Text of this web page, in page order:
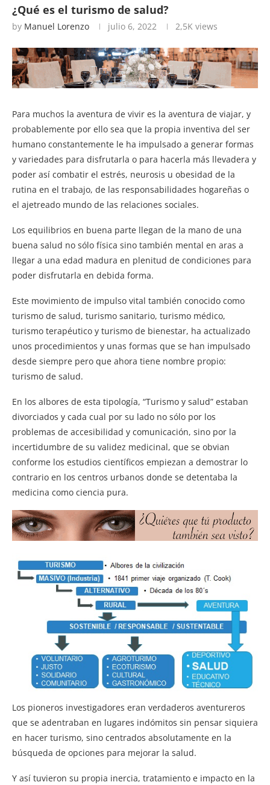
¿Qué es el turismo de salud?
by Manuel Lorenzo julio 6, 2022 2,5K views
Para muchos la aventura de vivir es la aventura de viajar, y
probablemente por ello sea que la propia inventiva del ser
humano constantemente le ha impulsado a generar formas
y variedades para disfrutarla o para hacerla más llevadera y
poder así combatir el estrés, neurosis u obesidad de la
rutina en el trabajo, de las responsabilidades hogareñas o
el ajetreado mundo de las relaciones sociales.
Los equilibrios en buena parte llegan de la mano de una
buena salud no sólo física sino también mental en aras a
llegar a una edad madura en plenitud de condiciones para
poder disfrutarla en debida forma.
Este movimiento de impulso vital también conocido como
turismo de salud, turismo sanitario, turismo médico,
turismo terapéutico y turismo de bienestar, ha actualizado
unos procedimientos y unas formas que se han impulsado
desde siempre pero que ahora tiene nombre propio:
turismo de salud.
En los albores de esta tipología, “Turismo y salud” estaban
divorciados y cada cual por su lado no sólo por los
problemas de accesibilidad y comunicación, sino por la
incertidumbre de su validez medicinal, que se obvian
conforme los estudios científicos empiezan a demostrar lo
contrario en los centros urbanos donde se detentaba la
medicina como ciencia pura.
Los pioneros investigadores eran verdaderos aventureros
que se adentraban en lugares indómitos sin pensar siquiera
en hacer turismo, sino centrados absolutamente en la
búsqueda de opciones para mejorar la salud.
Y así tuvieron su propia inercia, tratamiento e impacto en la